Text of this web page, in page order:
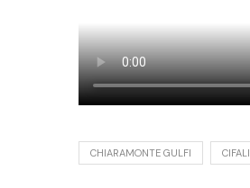
CHIARAMONTE GULFI CIFALI